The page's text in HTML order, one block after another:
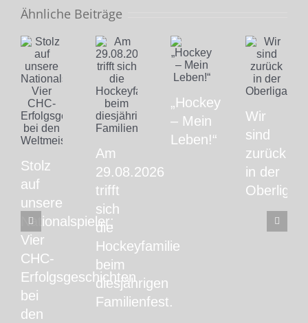
Ähnliche Beiträge
Stolz
auf
unsere
Nationalspieler:
Vier
CHC-
Erfolgsgeschichten
bei
den
Am
29.08.2026
trifft
sich
die
Hockeyfamilie
beim
diesjährigen
Familienfest.
„Hockey
– Mein
Leben!“
Wir
sind
zurück
in der
Oberliga!